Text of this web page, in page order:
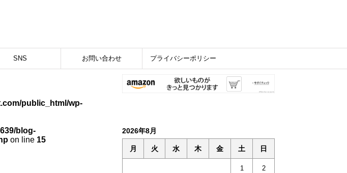
SNS お問い合わせ プライバシーポリシー
public_html/wp-
blog-
on line 15
2026年8月
月 火 水 木 金 土 日
1 2